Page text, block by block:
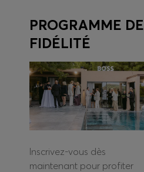
PROGRAMME DE
FIDÉLITÉ
Inscrivez-vous dès
maintenant pour profiter